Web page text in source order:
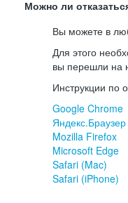
Можно ли
Вы можете в
Для этого
вы перешли на
Инструкции по
Google Chrome
Яндекс.Браузер
Mozilla Firefox
Microsoft Edge
Safari (Mac)
Safari (iPhone)